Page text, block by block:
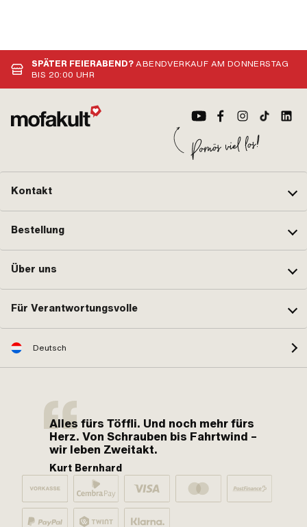
SPÄTER FEIERABEND?ABENDVERKAUF AM DONNERSTAG
BIS 20:00 UHR
Kontakt
Bestellung
Über uns
Für Verantwortungsvolle
Deutsch
Alles fürs Töffli. Und noch mehr fürs
Herz. Von Schrauben bis Fahrtwind –
wir leben Zweitakt.
Kurt Bernhard